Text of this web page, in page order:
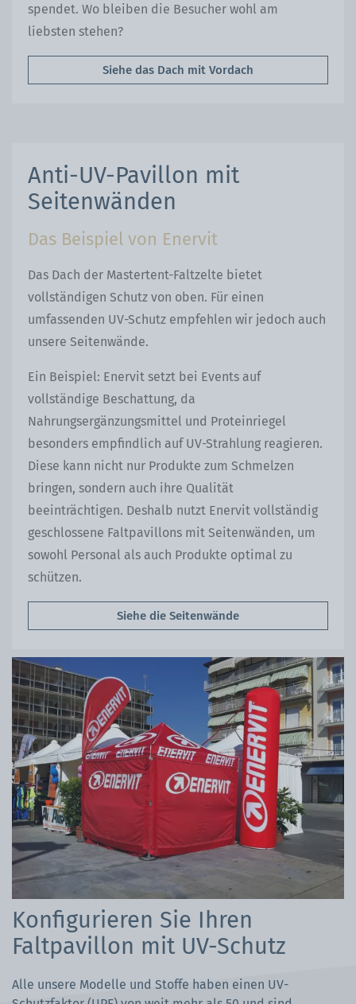
spendet. Wo bleiben die Besucher wohl am
liebsten stehen?
Siehe das Dach mit Vordach
Anti-UV-Pavillon mit
Seitenwänden
Das Beispiel von Enervit
Das Dach der Mastertent-Faltzelte bietet
vollständigen Schutz von oben. Für einen
umfassenden UV-Schutz empfehlen wir jedoch auch
unsere Seitenwände.
Ein Beispiel: Enervit setzt bei Events auf
vollständige Beschattung, da
Nahrungsergänzungsmittel und Proteinriegel
besonders empfindlich auf UV-Strahlung reagieren.
Diese kann nicht nur Produkte zum Schmelzen
bringen, sondern auch ihre Qualität
beeinträchtigen. Deshalb nutzt Enervit vollständig
geschlossene Faltpavillons mit Seitenwänden, um
sowohl Personal als auch Produkte optimal zu
schützen.
Siehe die Seitenwände
Konfigurieren Sie Ihren
Faltpavillon mit UV-Schutz
Alle unsere Modelle und Stoffe haben einen UV-